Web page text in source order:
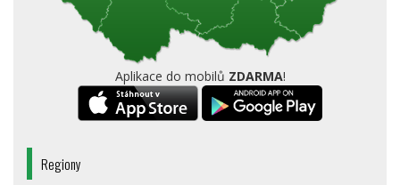
Aplikace do mobilů ZDARMA!
Regiony